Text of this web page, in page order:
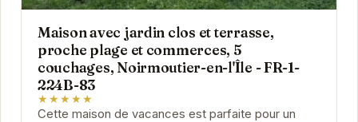
Maison avec jardin clos et terrasse,
proche plage et commerces, 5
couchages, Noirmoutier-en-l'Île - FR-1-
224B-83
★★★★★
Cette maison de vacances est parfaite pour un